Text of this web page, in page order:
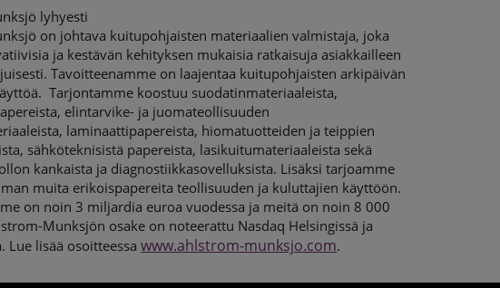
lyhyesti
on johtava kuitupohjaisten materiaalien valmistaja, joka
ja kestävän kehityksen mukaisia ratkaisuja asiakkailleen
Tavoitteenamme on laajentaa kuitupohjaisten arkipäivän
Tarjontamme koostuu suodatinmateriaaleista,
elintarvike- ja juomateollisuuden
laminaattipapereista, hiomatuotteiden ja teippien
sähköteknisistä papereista, lasikuitumateriaaleista sekä
kankaista ja diagnostiikkasovelluksista. Lisäksi tarjoamme
muita erikoispapereita teollisuuden ja kuluttajien käyttöön.
on noin 3 miljardia euroa vuodessa ja meitä on noin 8 000
Munksjön osake on noteerattu Nasdaq Helsingissä ja
Lue lisää osoitteessawww.ahlstrom-munksjo.com.